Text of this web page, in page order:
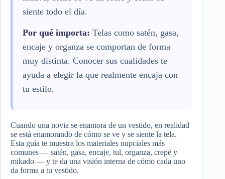
siente todo el día.
Por qué importa: Telas como satén, gasa,
encaje y organza se comportan de forma
muy distinta. Conocer sus cualidades te
ayuda a elegir la que realmente encaja con
tu estilo.
Cuando una novia se enamora de un vestido, en realidad
se está enamorando de cómo se ve y se siente la tela.
Esta guía te muestra los materiales nupciales más
comunes — satén, gasa, encaje, tul, organza, crepé y
mikado — y te da una visión interna de cómo cada uno
da forma a tu vestido.